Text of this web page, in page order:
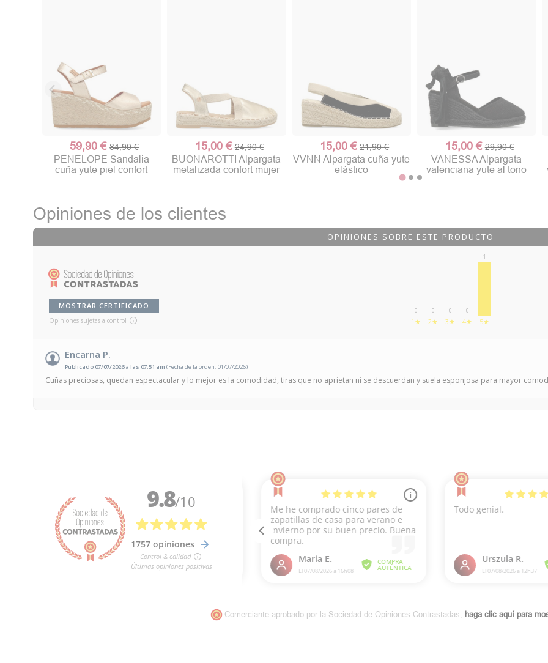
59,90 €84,90 €
PENELOPE Sandalia
cuña yute piel confort
15,00 €24,90 €
BUONAROTTI Alpargata
metalizada confort mujer
15,00 €21,90 €
VVNN Alpargata cuña yute
elástico
15,00 €29,90 €
VANESSA Alpargata
valenciana yute al tono
Opiniones de los clientes
OPINIONES SOBRE ESTE PRODUCTO
MOSTRAR CERTIFICADO
Opiniones sujetas a control
0
1★
0
2★
0
3★
0
4★
1
5★
Encarna P.
Publicado 07/07/2026 a las 07:51 am (Fecha de la orden: 01/07/2026)
Cuñas preciosas, quedan espectacular y lo mejor es la comodidad, tiras que no aprietan ni se descuerdan y suela esponjosa para mayor
Comerciante aprobado por la Sociedad de Opiniones Contrastadas, haga clic aquí para